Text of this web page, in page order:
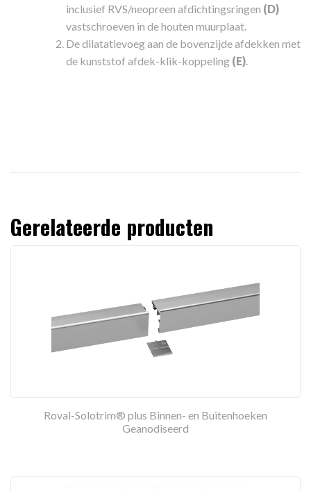
inclusief RVS/neopreen afdichtingsringen (D)
vastschroeven in de houten muurplaat.
De dilatatievoeg aan de bovenzijde afdekken met
de kunststof afdek-klik-koppeling (E)
Gerelateerde producten
Roval-Solotrim® plus Binnen- en Buitenhoeken
Geanodiseerd